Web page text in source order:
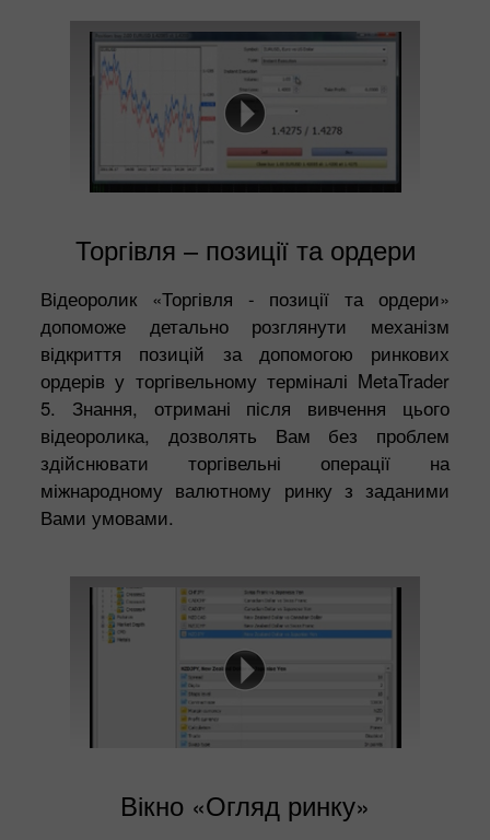
Торгівля – позиції та ордери
Відеоролик «Торгівля - позиції та ордери»
допоможе детально розглянути механізм
відкриття позицій за допомогою ринкових
ордерів у торгівельному терміналі MetaTrader
5. Знання, отримані після вивчення цього
відеоролика, дозволять Вам без проблем
здійснювати торгівельні операції на
міжнародному валютному ринку з заданими
Вами умовами.
Вікно «Огляд ринку»